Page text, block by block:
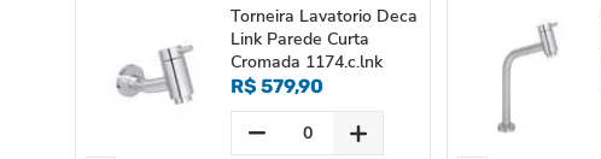
Torneira Lavatorio Deca
Link Parede Curta
Cromada 1174.c.lnk
R$ 579,90